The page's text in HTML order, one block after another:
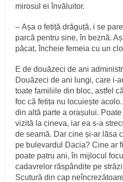
mirosul ei învăluitor.
– Așa o fetiță drăguță, i se
parcă pentru sine, în beznă.
păcat, încheie femeia cu un
E de douăzeci de ani
Douăzeci de ani lungi, care
toate familiile din bloc, astfel
foc că fetița nu locuiește
din altă parte a orașului.
vizită la cineva, iar ea s‑a
de seamă. Dar cine și‑ar lăsa
pe bulevardul Dacia? Cine ar
poate patru ani, în mijlocul
cadavrelor răspândite pe
Scutură din cap